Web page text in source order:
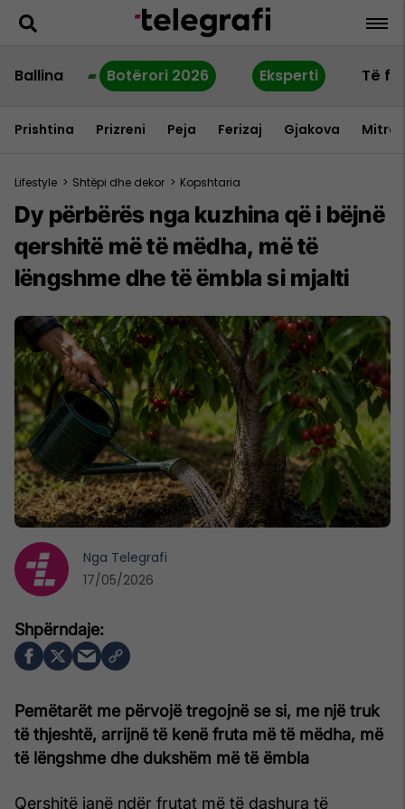
Ballina Botërori 2026 Eksperti Të
Prishtina Prizreni Peja Ferizaj Gjakova
Lifestyle > Shtëpi dhe dekor > Kopshtaria
Dy përbërës nga kuzhina që i bëjnë
qershitë më të mëdha, më të
lëngshme dhe të ëmbla si mjalti
Pemëtarët me përvojë tregojnë se si, me një truk
të thjeshtë, arrijnë të kenë fruta më të mëdha, më
të lëngshme dhe dukshëm më të ëmbla
Qershitë janë ndër frutat më të dashura të
Nga Telegrafi
17/05/2026